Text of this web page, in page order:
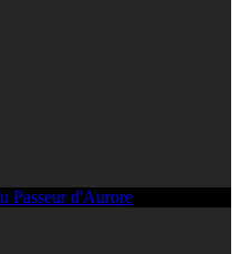
Passeur d'Aurore